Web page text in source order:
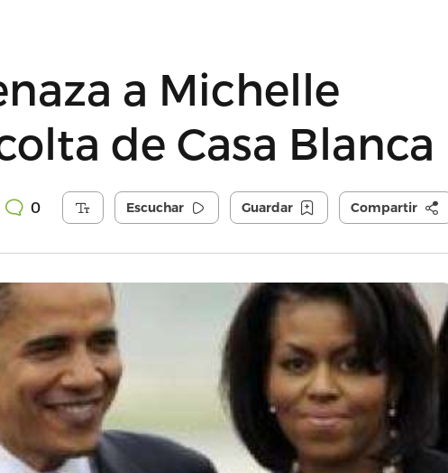
a Michelle
de Casa Blanca
0 Escuchar Guardar Compartir